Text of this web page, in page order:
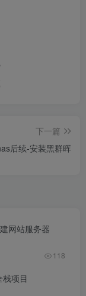
下一篇
后续-安装黑群晖
网站服务器
118
项目